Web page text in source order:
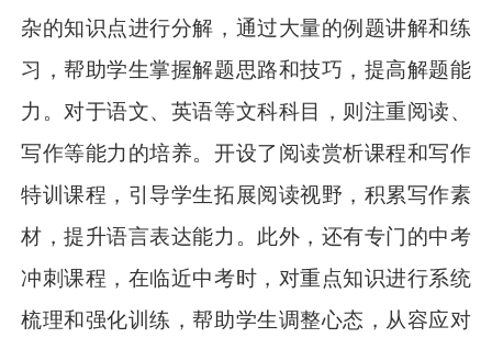
杂的知识点进行分解，通过大量的例题讲解和练
习，帮助学生掌握解题思路和技巧，提高解题能
力。对于语文、英语等文科科目，则注重阅读、
写作等能力的培养。开设了阅读赏析课程和写作
特训课程，引导学生拓展阅读视野，积累写作素
材，提升语言表达能力。此外，还有专门的中考
冲刺课程，在临近中考时，对重点知识进行系统
梳理和强化训练，帮助学生调整心态，从容应对